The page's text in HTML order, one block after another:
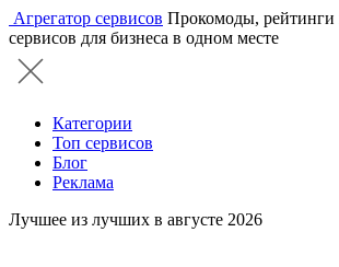
Агрегатор сервисов Прокомоды, рейтинги
сервисов для бизнеса в одном месте
Категории
Топ сервисов
Блог
Реклама
Лучшее из лучших в августе 2026